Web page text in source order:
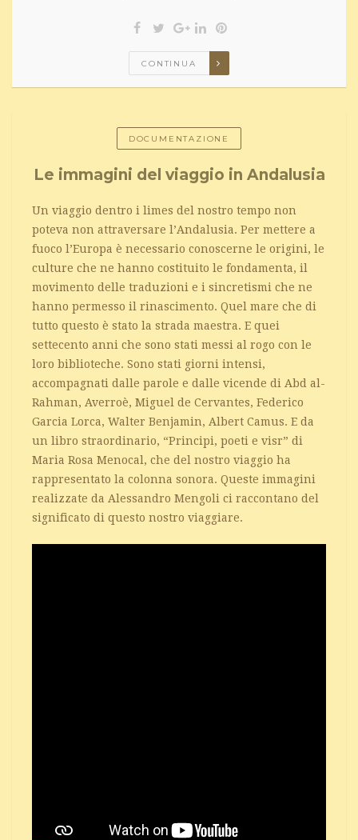
CONTINUA
DOCUMENTAZIONE
Le immagini del viaggio in Andalusia
Un viaggio dentro i limes del nostro tempo non
poteva non attraversare l’Andalusia. Per mettere a
fuoco l’Europa è necessario conoscerne le origini, le
culture che ne hanno costituito le fondamenta, il
movimento delle traduzioni e i sincretismi che ne
hanno permesso il rinascimento. Quel mare che di
tutto questo è stato la strada maestra. E quei
settecento anni che sono stati messi al rogo con le
loro biblioteche. Sono stati giorni intensi,
accompagnati dalle parole e dalle vicende di Abd al-
Rahman, Averroè, Miguel de Cervantes, Federico
Garcia Lorca, Walter Benjamin, Albert Camus. E da
un libro straordinario, “Principi, poeti e visr” di
Maria Rosa Menocal, che del nostro viaggio ha
rappresentato la colonna sonora. Queste immagini
realizzate da Alessandro Mengoli ci raccontano del
significato di questo nostro viaggiare.